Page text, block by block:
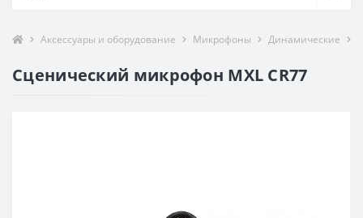
Аксессуары и оборудование Микрофоны Динамические
Сценический микрофон MXL CR77